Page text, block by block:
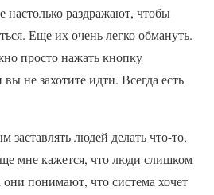
настолько раздражают, чтобы
Еще их очень легко обмануть.
просто нажать кнопку
не захотите идти. Всегда есть
заставлять людей делать что-то,
мне кажется, что люди слишком
они понимают, что система хочет